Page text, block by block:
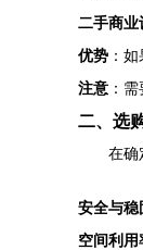
二手商业
优势 ：
注意 ：
二、选
在确
安全与稳
空间利